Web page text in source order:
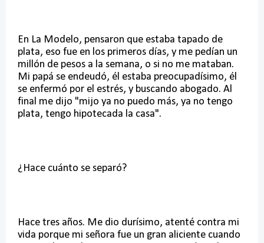
En La Modelo, pensaron que estaba tapado de
plata, eso fue en los primeros días, y me pedían un
millón de pesos a la semana, o si no me mataban.
Mi papá se endeudó, él estaba preocupadísimo, él
se enfermó por el estrés, y buscando abogado. Al
final me dijo "mijo ya no puedo más, ya no tengo
plata, tengo hipotecada la casa".
¿Hace cuánto se separó?
Hace tres años. Me dio durísimo, atenté contra mi
vida porque mi señora fue un gran aliciente cuando